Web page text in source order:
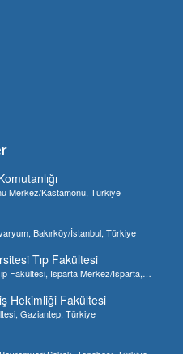
Merkez/Kastamonu, Türkiye
Bakırköy/İstanbul, Türkiye
Tıp Fakültesi
Fakültesi, Isparta Merkez/Isparta,
Hekimliği Fakültesi
Gaziantep, Türkiye